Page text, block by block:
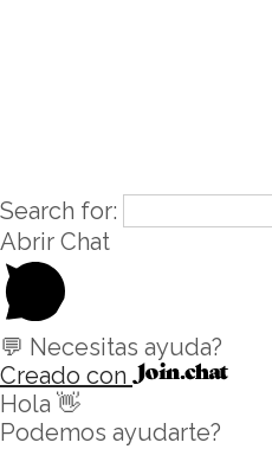
Search for:
Abrir Chat
💬 Necesitas ayuda?
Creado con
Hola 👋
Podemos ayudarte?